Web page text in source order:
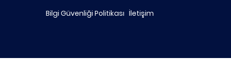
Bilgi Güvenliği Politikası İletişim